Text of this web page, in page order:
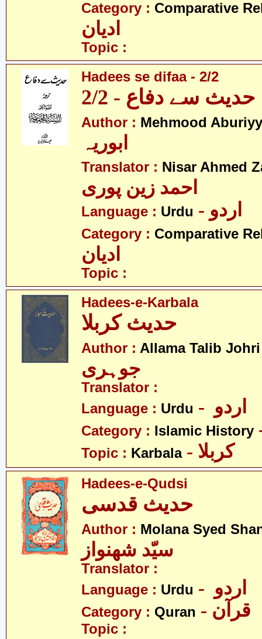
Category : Comparative
ادیان
Topic :
Hadees se difaa - 2/2
حدیث سے دفاع - 2/2
Author : Mehmood
ابوریہ
Translator : Nisar Ahmed
احمد زین پوری
Language : Urdu - اردو
Category : Comparative
ادیان
Topic :
Hadees-e-Karbala
حدیث کربلا
Author : Allama Talib Johri
جوہری
Translator :
Language : Urdu
Category : Islamic History
Topic : Karbala - کربلا
Hadees-e-Qudsi
حدیث قدسی
Author : Molana Syed
Translator :
Language : Urdu
Category : Quran - قرآن
Topic :